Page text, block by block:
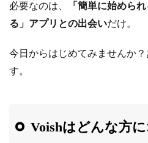
必要なのは、
「簡単に始めら
る」アプリとの出会いだけ。
今日からはじめてみませんか
す。
Voishはどんな方